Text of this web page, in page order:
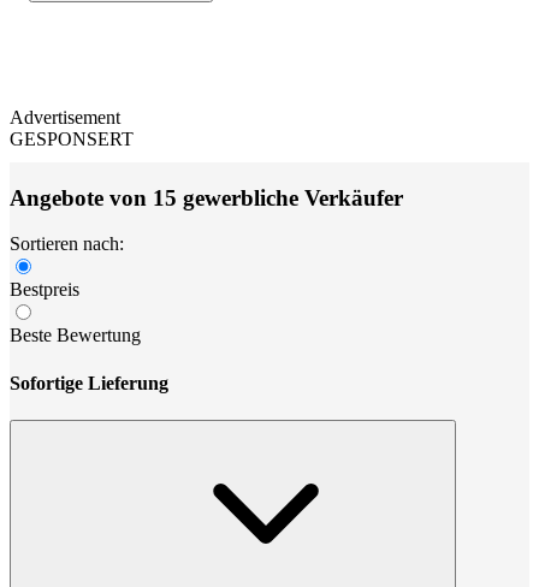
Advertisement
GESPONSERT
Angebote von 15 gewerbliche Verkäufer
Sortieren nach:
Bestpreis
Beste Bewertung
Sofortige Lieferung